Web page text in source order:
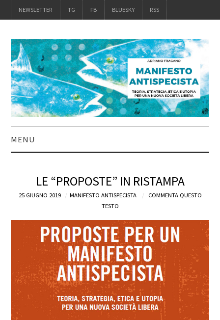
NEWSLETTER TG FB BLUESKY RSS
MENU
IL LIBRO
DEFINIZIONI
CHI
BLOG
CONTATTI
LE “PROPOSTE” IN RISTAMPA
25 GIUGNO 2019 MANIFESTO ANTISPECISTA
COMMENTA QUESTO
TESTO